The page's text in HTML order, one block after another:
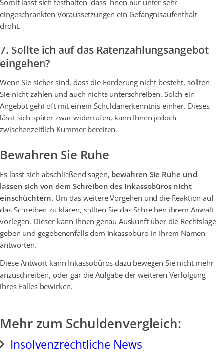
Somit lässt sich festhalten, dass Ihnen nur unter sehr
eingeschränkten Voraussetzungen ein Gefängnisaufenthalt
droht.
7. Sollte ich auf das Ratenzahlungsangebot
eingehen?
Wenn Sie sicher sind, dass die Forderung nicht besteht, sollten
Sie nicht zahlen und auch nichts unterschreiben. Solch ein
Angebot geht oft mit einem Schuldanerkenntnis einher. Dieses
lässt sich später zwar widerrufen, kann Ihnen jedoch
zwischenzeitlich Kummer bereiten.
Bewahren Sie Ruhe
Es lässt sich abschließend sagen, bewahren Sie Ruhe und
lassen sich von dem Schreiben des Inkassobüros nicht
einschüchtern. Um das weitere Vorgehen und die Reaktion auf
das Schreiben zu klären, sollten Sie das Schreiben ihrem Anwalt
vorlegen. Dieser kann Ihnen genau Auskunft über die Rechtslage
geben und gegebenenfalls dem Inkassobüro in Ihrem Namen
antworten.
Diese Antwort kann Inkassobüros dazu bewegen Sie nicht mehr
anzuschreiben, oder gar die Aufgabe der weiteren Verfolgung
ihres Falles bewirken.
Mehr zum Schuldenvergleich:
Insolvenzrechtliche News